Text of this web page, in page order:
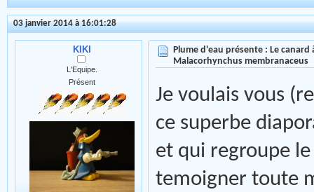
03 janvier 2014 à 16:01:28
KIKI
L'Equipe.
Présent
Plume d'eau présente : Le canard
Malacorhynchus membranaceus
Je voulais vous
ce superbe
et qui regroupe
temoigner toute